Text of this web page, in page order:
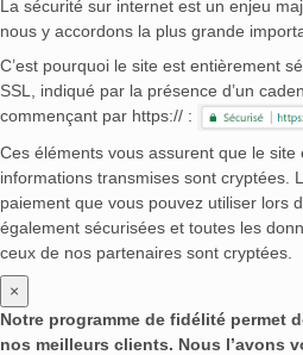
La sécurité sur internet est un enjeu
nous y accordons la plus grande
C’est pourquoi le site est entièrement
SSL, indiqué par la présence d’un
commençant par https:// :
Ces éléments vous assurent que le site
informations transmises sont cryptées.
paiement que vous pouvez utiliser lors
également sécurisées et toutes les
ceux de nos partenaires sont cryptées.
×
Notre programme de fidélité permet
nos meilleurs clients. Nous l’avons